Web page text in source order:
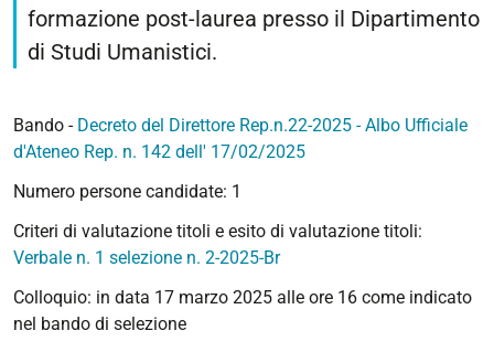
formazione post-laurea presso il Dipartimento
di Studi Umanistici.
Bando - Decreto del Direttore Rep.n.22-2025 - Albo Ufficiale
d'Ateneo Rep. n. 142 dell' 17/02/2025
Numero persone candidate: 1
Criteri di valutazione titoli e esito di valutazione titoli:
Verbale n. 1 selezione n. 2-2025-Br
Colloquio: in data 17 marzo 2025 alle ore 16 come indicato
nel bando di selezione